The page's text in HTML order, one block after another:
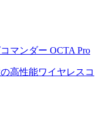
マンダー OCTA Pro
高性能ワイヤレスコ